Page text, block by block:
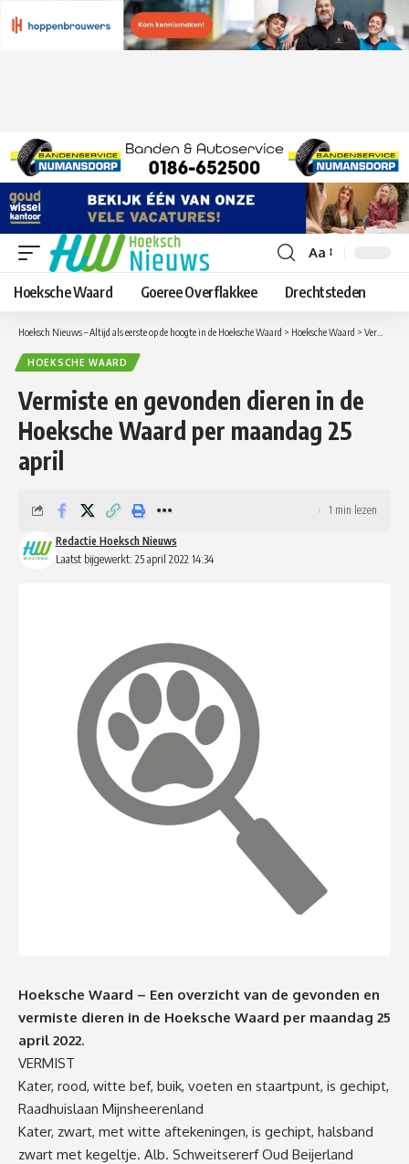
Lettergrootte
aanpassen
Aa
Hoeksche Waard Goeree Overflakkee Drechtsteden
Hoeksch Nieuws – Altijd als eerste op de hoogte in de Hoeksche Waard > Hoeksche Waard > Vermiste en gevonden dieren in de Hoeksche Waard per maandag 25 april
HOEKSCHE WAARD
Vermiste en gevonden dieren in de
Hoeksche Waard per maandag 25
april
Laatst bijgewerkt: 25 april 2022 14:34
Redactie Hoeksch Nieuws
1 min lezen
Hoeksche Waard – Een overzicht van de gevonden en
vermiste dieren in de Hoeksche Waard per maandag 25
april 2022.
VERMIST
Kater, rood, witte bef, buik, voeten en staartpunt, is gechipt,
Raadhuislaan Mijnsheerenland
Kater, zwart, met witte aftekeningen, is gechipt, halsband
zwart met kegeltje. Alb. Schweitsererf Oud Beijerland